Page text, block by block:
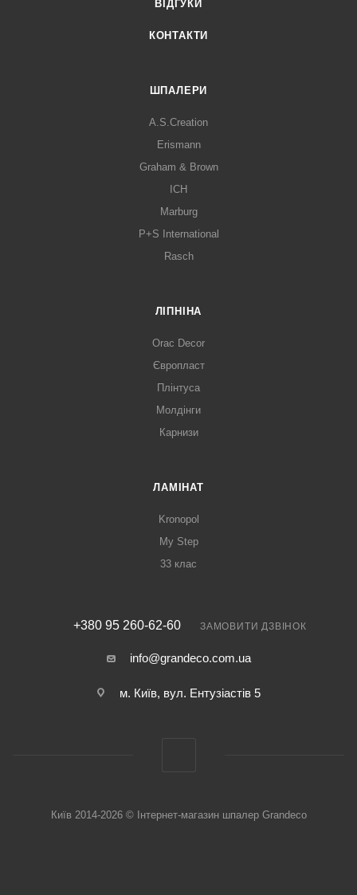
ВІДГУКИ
КОНТАКТИ
ШПАЛЕРИ
A.S.Creation
Erismann
Graham & Brown
ICH
Marburg
P+S International
Rasch
ЛІПНІНА
Orac Decor
Європласт
Плінтуса
Молдінги
Карнизи
ЛАМІНАТ
Kronopol
My Step
33 клас
+380 95 260-62-60 ЗАМОВИТИ ДЗВІНОК
info@grandeco.com.ua
м. Київ, вул. Ентузіастів 5
Київ 2014-2026 © Інтернет-магазин шпалер Grandeco